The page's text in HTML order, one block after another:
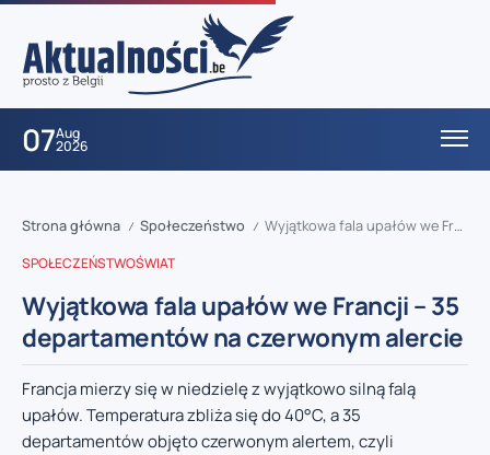
07Aug
2026
Strona główna / Społeczeństwo / Wyjątkowa fala upałów we Francji – 35 departamentów na czerwonym alercie
SPOŁECZEŃSTWOŚWIAT
Wyjątkowa fala upałów we Francji – 35
departamentów na czerwonym alercie
Francja mierzy się w niedzielę z wyjątkowo silną falą
upałów. Temperatura zbliża się do 40°C, a 35
departamentów objęto czerwonym alertem, czyli